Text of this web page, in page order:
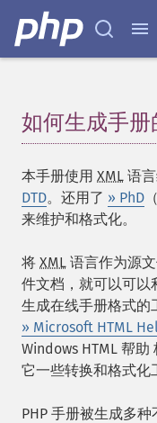
如何生成手
本手册使用 XML 语
DTD。还用了 » PhD
来维护和格式化。
将 XML 语言作为源
件文档，就可以可以
生成在线手册格式的
» Microsoft HTML
Windows HTML 帮助
它一些转换和格式化
PHP 手册被生成多